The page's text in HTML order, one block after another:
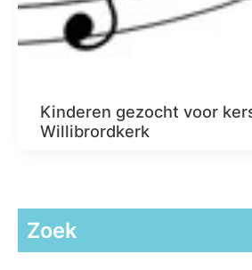
Kinderen gezocht voor
Willibrordkerk
Zoek